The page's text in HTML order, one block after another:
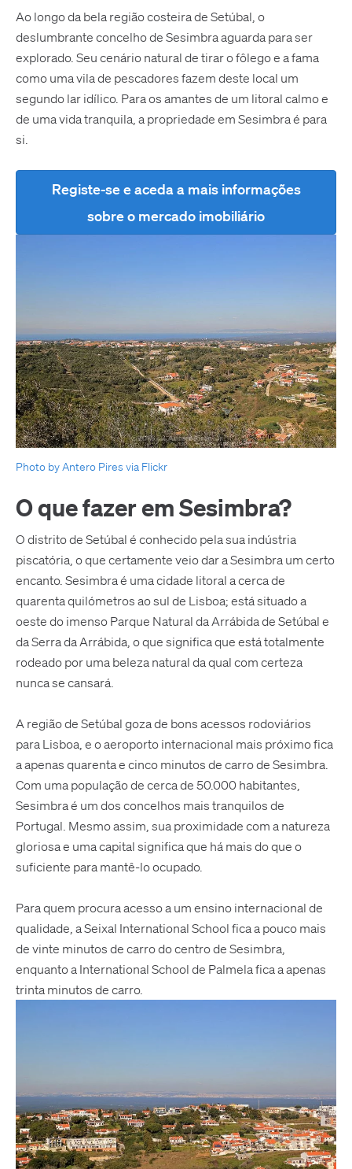
Ao longo da bela região costeira de Setúbal, o
deslumbrante concelho de Sesimbra aguarda para ser
explorado. Seu cenário natural de tirar o fôlego e a fama
como uma vila de pescadores fazem deste local um
segundo lar idílico. Para os amantes de um litoral calmo e
de uma vida tranquila, a propriedade em Sesimbra é para
si.
Registe-se e aceda a mais informações
sobre o mercado imobiliário
Photo by Antero Pires via Flickr
O que fazer em Sesimbra?
O distrito de Setúbal é conhecido pela sua indústria
piscatória, o que certamente veio dar a Sesimbra um certo
encanto. Sesimbra é uma cidade litoral a cerca de
quarenta quilómetros ao sul de Lisboa; está situado a
oeste do imenso Parque Natural da Arrábida de Setúbal e
da Serra da Arrábida, o que significa que está totalmente
rodeado por uma beleza natural da qual com certeza
nunca se cansará.
A região de Setúbal goza de bons acessos rodoviários
para Lisboa, e o aeroporto internacional mais próximo fica
a apenas quarenta e cinco minutos de carro de Sesimbra.
Com uma população de cerca de 50.000 habitantes,
Sesimbra é um dos concelhos mais tranquilos de
Portugal. Mesmo assim, sua proximidade com a natureza
gloriosa e uma capital significa que há mais do que o
suficiente para mantê-lo ocupado.
Para quem procura acesso a um ensino internacional de
qualidade, a Seixal International School fica a pouco mais
de vinte minutos de carro do centro de Sesimbra,
enquanto a International School de Palmela fica a apenas
trinta minutos de carro.